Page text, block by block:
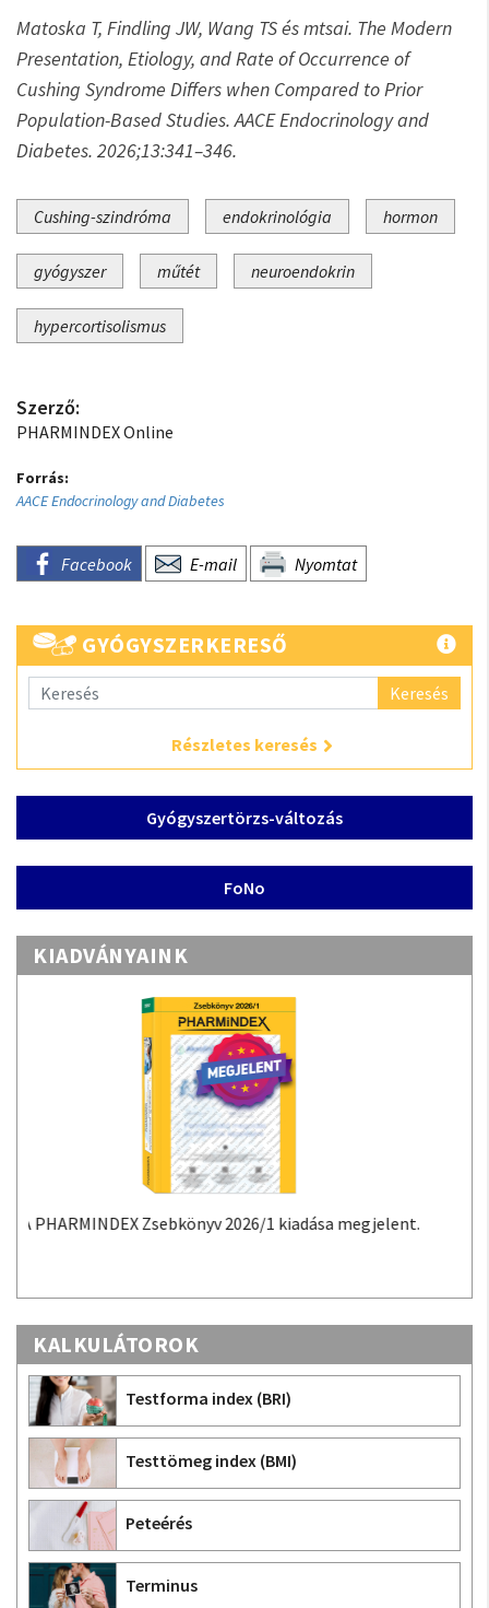
Matoska T, Findling JW, Wang TS és mtsai. The Modern
Presentation, Etiology, and Rate of Occurrence of
Cushing Syndrome Differs when Compared to Prior
Population-Based Studies. AACE Endocrinology and
Diabetes. 2026;13:341–346.
Cushing-szindróma endokrinológia hormon
gyógyszer műtét neuroendokrin
hypercortisolismus
Szerző:
PHARMINDEX Online
Forrás:
AACE Endocrinology and Diabetes
Facebook E-mail Nyomtat
GYÓGYSZERKERESŐ
Keresés
Részletes keresés
Gyógyszertörzs-változás
FoNo
KIADVÁNYAINK
A PHARMINDEX Mobil alkalmazás a PHARMINDEX
KALKULÁTOROK
Testforma index (BRI)
Testtömeg index (BMI)
Peteérés
Terminus